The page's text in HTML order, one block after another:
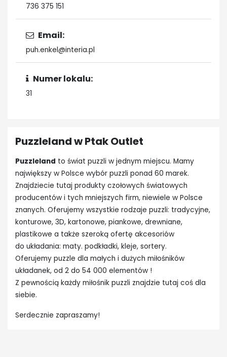
Puzzleland w Ptak Outlet
Puzzleland to świat puzzli w jednym miejscu. Mamy
największy w Polsce wybór puzzli ponad 60 marek.
Znajdziecie tutaj produkty czołowych światowych
producentów i tych mniejszych firm, niewiele w Polsce
znanych. Oferujemy wszystkie rodzaje puzzli: tradycyjne,
konturowe, 3D, kartonowe, piankowe, drewniane,
plastikowe a także szeroką ofertę akcesoriów
do układania: maty. podkładki, kleje, sortery.
Oferujemy puzzle dla małych i dużych miłośników
układanek, od 2 do 54 000 elementów !
Z pewnością każdy miłośnik puzzli znajdzie tutaj coś dla
siebie.
Serdecznie zapraszamy!
736 375 151
Email:
puh.enkel@interia.pl
Numer lokalu:
31